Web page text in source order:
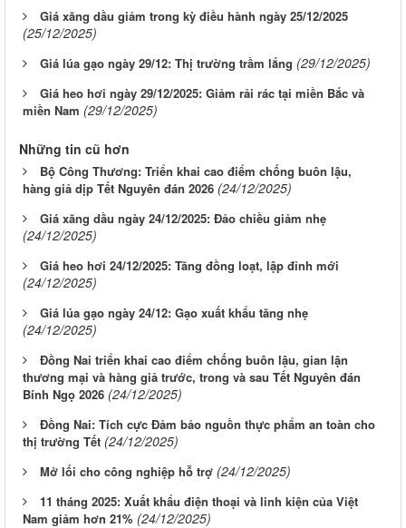
Giá xăng dầu giảm trong kỳ điều hành ngày 25/12/2025
(25/12/2025)
Giá lúa gạo ngày 29/12: Thị trường trầm lắng (29/12/2025)
Giá heo hơi ngày 29/12/2025: Giảm rải rác tại miền Bắc và
miền Nam (29/12/2025)
Những tin cũ hơn
Bộ Công Thương: Triển khai cao điểm chống buôn lậu,
hàng giả dịp Tết Nguyên đán 2026 (24/12/2025)
Giá xăng dầu ngày 24/12/2025: Đảo chiều giảm nhẹ
(24/12/2025)
Giá heo hơi 24/12/2025: Tăng đồng loạt, lập đỉnh mới
(24/12/2025)
Giá lúa gạo ngày 24/12: Gạo xuất khẩu tăng nhẹ
(24/12/2025)
Đồng Nai triển khai cao điểm chống buôn lậu, gian lận
thương mại và hàng giả trước, trong và sau Tết Nguyên đán
Bính Ngọ 2026 (24/12/2025)
Đồng Nai: Tích cực Đảm bảo nguồn thực phẩm an toàn cho
thị trường Tết (24/12/2025)
Mở lối cho công nghiệp hỗ trợ (24/12/2025)
11 tháng 2025: Xuất khẩu điện thoại và linh kiện của Việt
Nam giảm hơn 21% (24/12/2025)